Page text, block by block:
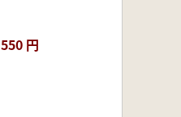
550 円